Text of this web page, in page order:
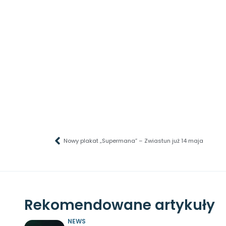
Nowy plakat „Supermana” – Zwiastun już 14 maja
Rekomendowane artykuły
NEWS